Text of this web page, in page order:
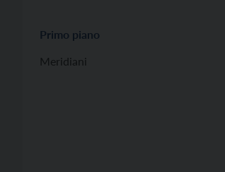
Primo piano
Meridiani